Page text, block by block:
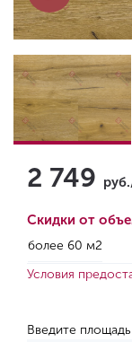
2 749
Скидки от
более 60 м2
Условия
Введите